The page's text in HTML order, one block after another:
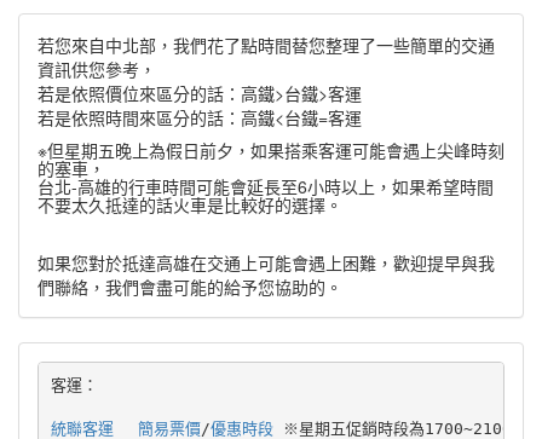
若您來自中北部，我們花了點時間替您整理了一些簡單的交通
資訊供您參考，
若是依照價位來區分的話：高鐵>台鐵>客運
若是依照時間來區分的話：高鐵<台鐵=客運
※但星期五晚上為假日前夕，如果搭乘客運可能會遇上尖峰時刻
的塞車，
台北-高雄的行車時間可能會延長至6小時以上，如果希望時間
不要太久抵達的話火車是比較好的選擇。
如果您對於抵達高雄在交通上可能會遇上困難，歡迎提早與我
們聯絡，我們會盡可能的給予您協助的。
客運：
統聯客運 簡易票價/優惠時段
	※星期五促銷時段為1700~2100以外之時段